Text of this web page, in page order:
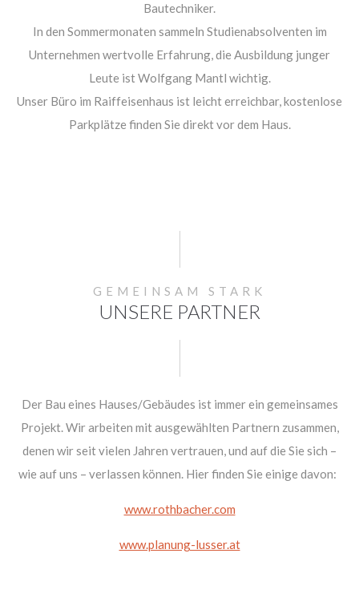
Bautechniker.
In den Sommermonaten sammeln Studienabsolventen im
Unternehmen wertvolle Erfahrung, die Ausbildung junger
Leute ist Wolfgang Mantl wichtig.
Unser Büro im Raiffeisenhaus ist leicht erreichbar, kostenlose
Parkplätze finden Sie direkt vor dem Haus.
GEMEINSAM STARK
UNSERE PARTNER
Der Bau eines Hauses/Gebäudes ist immer ein gemeinsames
Projekt. Wir arbeiten mit ausgewählten Partnern zusammen,
denen wir seit vielen Jahren vertrauen, und auf die Sie sich –
wie auf uns – verlassen können. Hier finden Sie einige davon:
www.rothbacher.com
www.planung-lusser.at